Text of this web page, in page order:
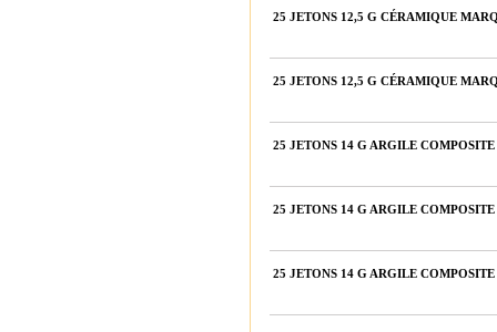
25 JETONS 12,5 G CÉRAMIQUE
25 JETONS 12,5 G CÉRAMIQUE
25 JETONS 14 G ARGILE
25 JETONS 14 G ARGILE
25 JETONS 14 G ARGILE